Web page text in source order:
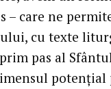
care ne
cu texte
pas al
potențial